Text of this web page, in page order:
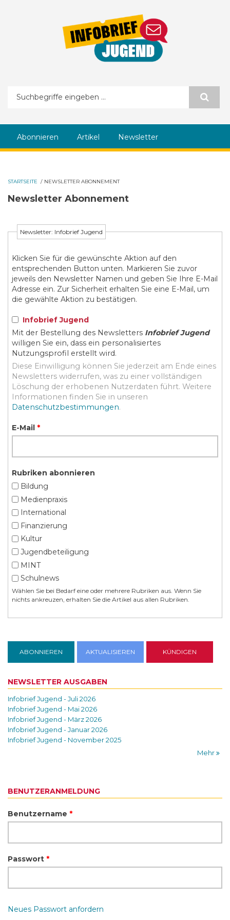
Suchformular
Abonnieren Artikel Newsletter
STARTSEITE / NEWSLETTER ABONNEMENT
Newsletter Abonnement
Newsletter: Infobrief Jugend
Klicken Sie für die gewünschte Aktion auf den
entsprechenden Button unten. Markieren Sie zuvor
jeweils den Newsletter Namen und geben Sie Ihre E-Mail
Adresse ein. Zur Sicherheit erhalten Sie eine E-Mail, um
die gewählte Aktion zu bestätigen.
Infobrief Jugend
Mit der Bestellung des Newsletters Infobrief Jugend
willigen Sie ein, dass ein personalisiertes
Nutzungsprofil erstellt wird.
Diese Einwilligung können Sie jederzeit am Ende eines
Newsletters widerrufen, was zu einer vollständigen
Löschung der erhobenen Nutzerdaten führt. Weitere
Informationen finden Sie in unseren
Datenschutzbestimmungen.
E-Mail *
Rubriken abonnieren
Bildung
Medienpraxis
International
Finanzierung
Kultur
Jugendbeteiligung
MINT
Schulnews
Wählen Sie bei Bedarf eine oder mehrere Rubriken aus. Wenn Sie
nichts ankreuzen, erhalten Sie die Artikel aus allen Rubriken.
NEWSLETTER AUSGABEN
Infobrief Jugend - Juli 2026
Infobrief Jugend - Mai 2026
Infobrief Jugend - März 2026
Infobrief Jugend - Januar 2026
Infobrief Jugend - November 2025
Mehr
BENUTZERANMELDUNG
Benutzername *
Passwort *
Neues Passwort anfordern